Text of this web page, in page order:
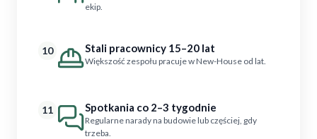
ekip.
10 Stali pracownicy 15–20 lat
Większość zespołu pracuje w New-House od lat.
11 Spotkania co 2–3 tygodnie
Regularne narady na budowie lub częściej, gdy
trzeba.